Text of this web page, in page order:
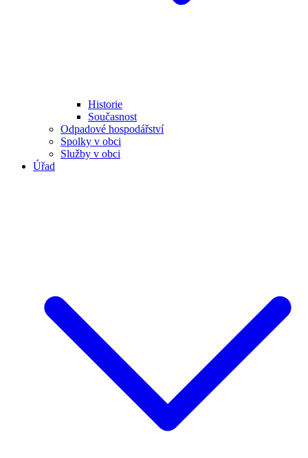
Historie
Současnost
Odpadové hospodářství
Spolky v obci
Služby v obci
Úřad